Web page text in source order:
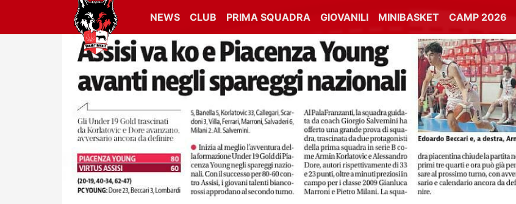
NEWS CLUB PRIMA SQUADRA GIOVANILI MINIBASKET CAMP 2026